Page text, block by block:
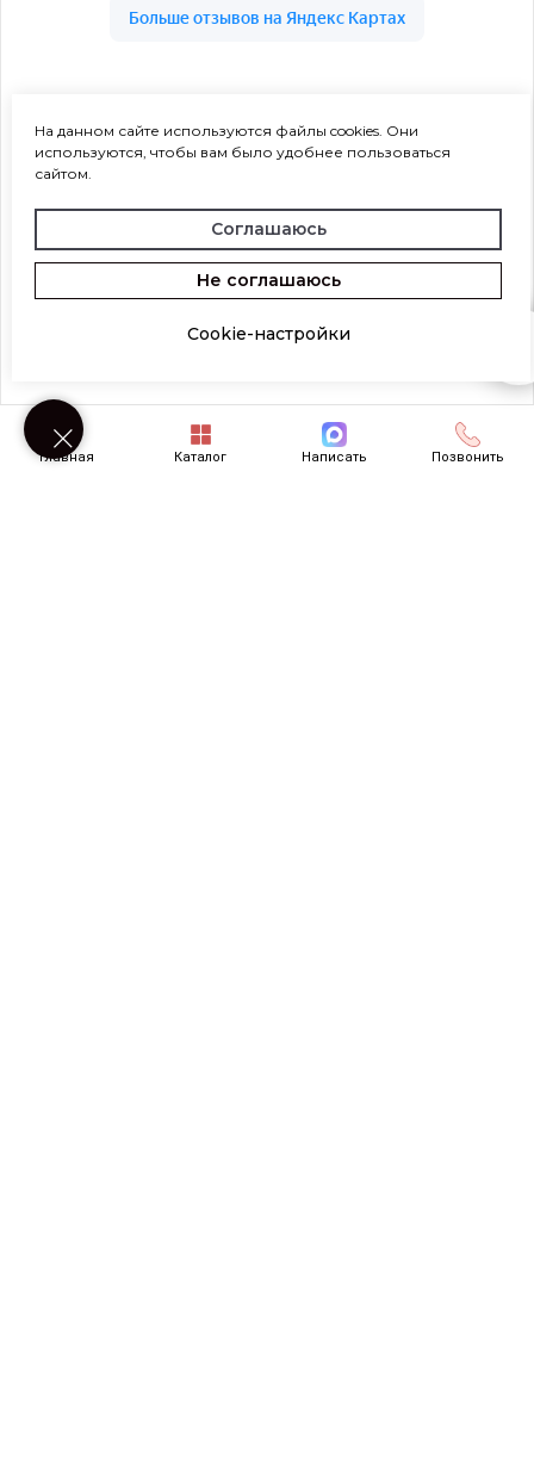
Главная Каталог Написать Позвонить
Возникли вопросы? Напишите нам!
На данном сайте используются файлы cookies. Они
используются, чтобы вам было удобнее пользоваться
сайтом.
Соглашаюсь
Не соглашаюсь
Cookie-настройки